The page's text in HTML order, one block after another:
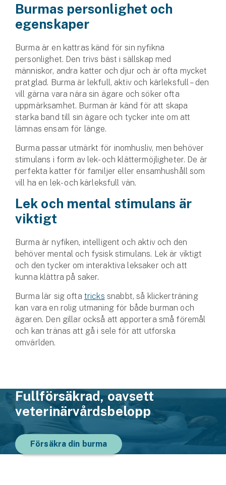
Se alla försäkringar
Burmas personlighet och
egenskaper
Burma är en kattras känd för sin nyfikna
personlighet. Den trivs bäst i sällskap med
människor, andra katter och djur och är ofta mycket
pratglad. Burma är lekfull, aktiv och kärleksfull – den
vill gärna vara nära sin ägare och söker ofta
uppmärksamhet. Burman är känd för att skapa
starka band till sin ägare och tycker inte om att
lämnas ensam för länge.
Burma passar utmärkt för inomhusliv, men behöver
stimulans i form av lek- och klättermöjligheter. De är
perfekta katter för familjer eller ensamhushåll som
vill ha en lek- och kärleksfull vän.
Lek och mental stimulans är
viktigt
Burma är nyfiken, intelligent och aktiv och den
behöver mental och fysisk stimulans. Lek är viktigt
och den tycker om interaktiva leksaker och att
kunna klättra på saker.
Burma lär sig ofta tricks snabbt, så klickerträning
kan vara en rolig utmaning för både burman och
ägaren. Den gillar också att apportera små föremål
och kan tränas att gå i sele för att utforska
omvärlden.
Fullförsäkrad, oavsett
veterinär­vårdsbelopp
Försäkra din burma